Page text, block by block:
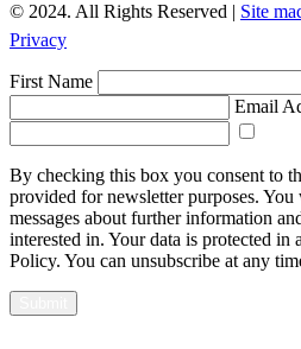
© 2024. All Rights Reserved | Site
Privacy
First Name
Email
By checking this box you consent to
provided for newsletter purposes.
messages about further information
interested in. Your data is protected
Policy. You can unsubscribe at any